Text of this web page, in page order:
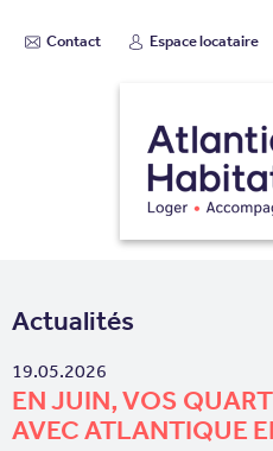
Contact Espace locataire
Actualités
19.05.2026
EN JUIN, VOS
AVEC ATLANTIQUE